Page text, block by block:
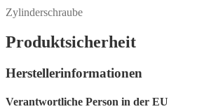
Zylinderschraube
Produktsicherheit
Herstellerinformationen
Verantwortliche Person in der EU